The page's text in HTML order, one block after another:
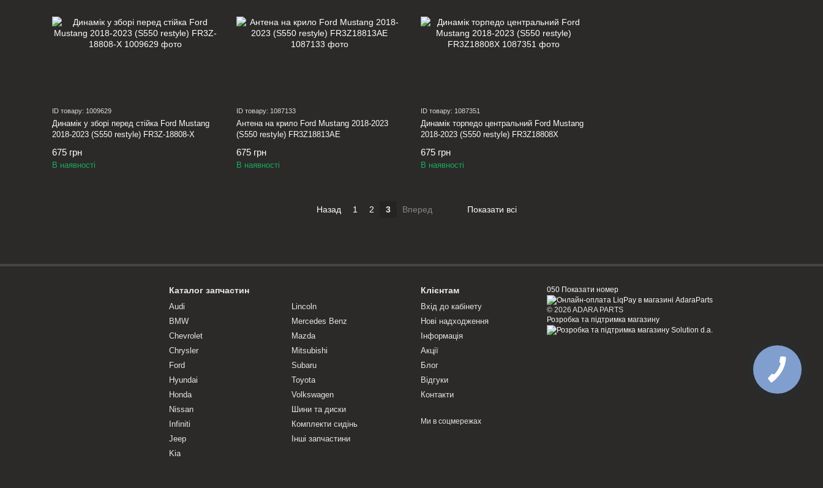
ID товару: 1009629
Динамік у зборі перед стійка Ford Mustang
2018-2023 (S550 restyle) FR3Z-18808-X
675 грн
В наявності
ID товару: 1087133
Антена на крило Ford Mustang 2018-2023
(S550 restyle) FR3Z18813AE
675 грн
В наявності
ID товару: 1087351
Динамік торпедо центральний Ford Mustang
2018-2023 (S550 restyle) FR3Z18808X
675 грн
В наявності
Назад 1 2 3 Вперед Показати всі
Каталог запчастин
Audi
BMW
Chevrolet
Chrysler
Ford
Hyundai
Honda
Nissan
Infiniti
Jeep
Kia
Lincoln
Mercedes Benz
Mazda
Mitsubishi
Subaru
Toyota
Volkswagen
Шини та диски
Комплекти сидінь
Інші запчастини
Клієнтам
Вхід до кабінету
Нові надходження
Інформація
Акції
Блог
Відгуки
Контакти
Ми в соцмережах
050 Показати номер
© 2026 ADARA PARTS
Розробка та підтримка магазину